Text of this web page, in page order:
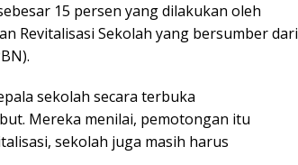
15 persen yang dilakukan oleh
Revitalisasi Sekolah yang bersumber dari
sekolah secara terbuka
Mereka menilai, pemotongan itu
sekolah juga masih harus